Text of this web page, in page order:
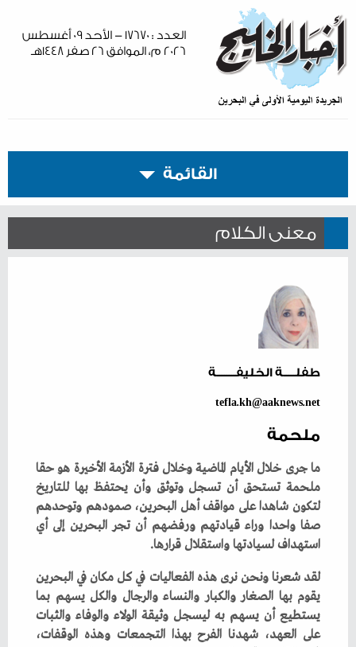
العدد : ١٧٦٧٠ - الأحد ٠٩ أغسطس
٢٠٢٦ م، الموافق ٢٦ صفر ١٤٤٨هـ
القائمة
معنى الكلام
طفلـــــة الخليفــــــــة
tefla.kh@aaknews.net
ملحمة
‬استهداف‭ ‬لسيادتها‭ ‬واستقلال‭ ‬قرارها‭.‬